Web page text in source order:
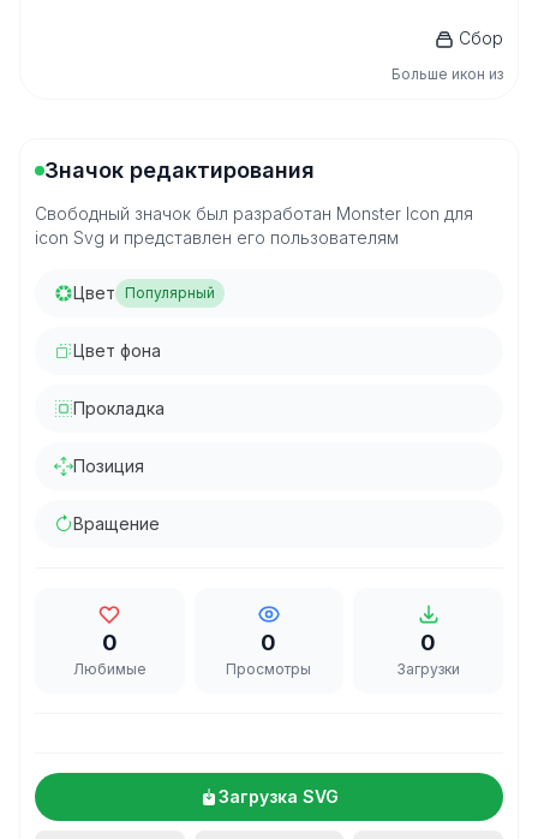
Сбор
Больше икон из
Значок редактирования
Свободный значок был разработан Monster Icon для
icon Svg и представлен его пользователям
Цвет Популярный
Цвет фона
Прокладка
Позиция
Вращение
0
Любимые
0
Просмотры
0
Загрузки
Загрузка SVG